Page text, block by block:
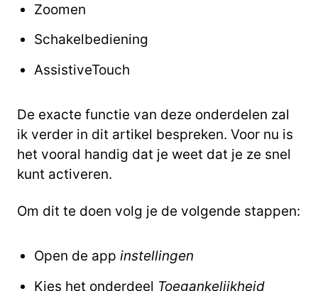
Zoomen
Schakelbediening
AssistiveTouch
De exacte functie van deze onderdelen zal
ik verder in dit artikel bespreken. Voor nu is
het vooral handig dat je weet dat je ze snel
kunt activeren.
Om dit te doen volg je de volgende stappen:
Open de app instellingen
Kies het onderdeel Toegankelijkheid